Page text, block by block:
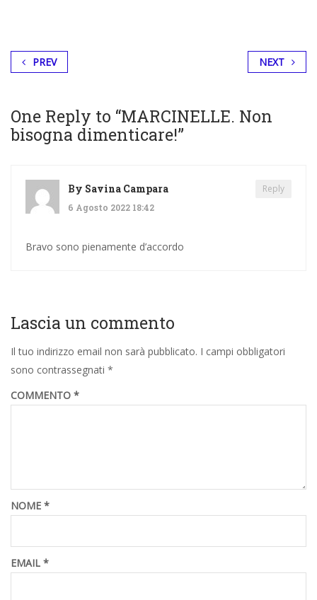
PREV NEXT
One Reply to “MARCINELLE. Non
bisogna dimenticare!”
By Savina Campara
6 Agosto 2022 18:42
Reply
Bravo sono pienamente d’accordo
Lascia un commento
Il tuo indirizzo email non sarà pubblicato. I campi obbligatori
sono contrassegnati *
COMMENTO *
NOME *
EMAIL *